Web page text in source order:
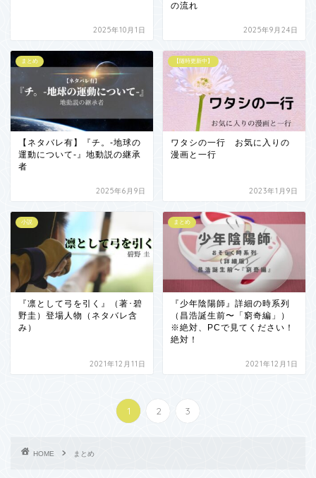
2025年10月1日
の流れ
2025年9月24日
まとめ
【ネタバレ有】『チ。-地球の
運動について-』地動説の継承
者
2025年6月9日
【随時更新中】
ワタシの一行 お気に入りの
漫画と一行
2023年1月9日
小説
『凛として弓を引く』（著･碧
野圭）登場人物（ネタバレ含
み）
2021年12月11日
まとめ
『少年陰陽師』詳細の時系列
（昌浩誕生前〜「窮奇編」）
※絶対、PCで見てください！
絶対！
2021年12月1日
1 2 3
HOME まとめ